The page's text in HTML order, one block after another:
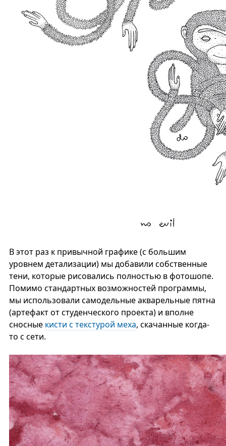
В этот раз к привычной графике (с большим
уровнем детализации) мы добавили собственные
тени, которые рисовались полностью в фотошопе.
Помимо стандартных возможностей программы,
мы использовали самодельные акварельные пятна
(артефакт от студенческого проекта) и вполне
сносные кисти с текстурой меха, скачанные когда-
то с сети.